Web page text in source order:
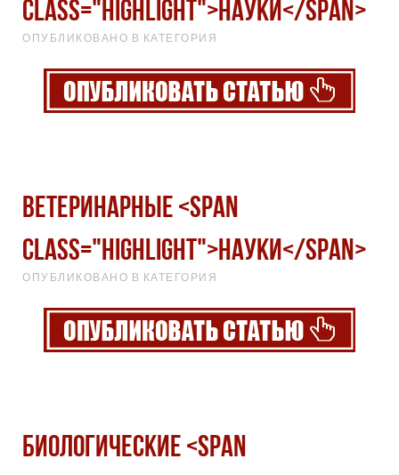
class="highlight">науки</span>
ОПУБЛИКОВАНО В КАТЕГОРИЯ
Ветеринарные <span
class="highlight">науки</span>
ОПУБЛИКОВАНО В КАТЕГОРИЯ
Биологические <span